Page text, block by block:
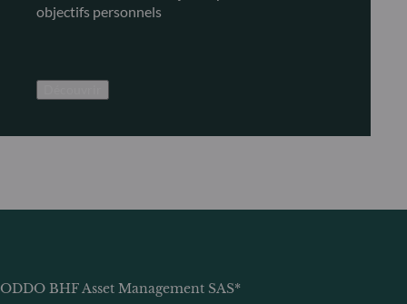
objectifs personnels
ODDO BHF Asset Management SAS*